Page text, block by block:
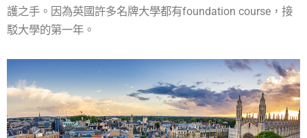
護之手。因為英國許多名牌大學都有foundation course，接
駁大學的第一年。